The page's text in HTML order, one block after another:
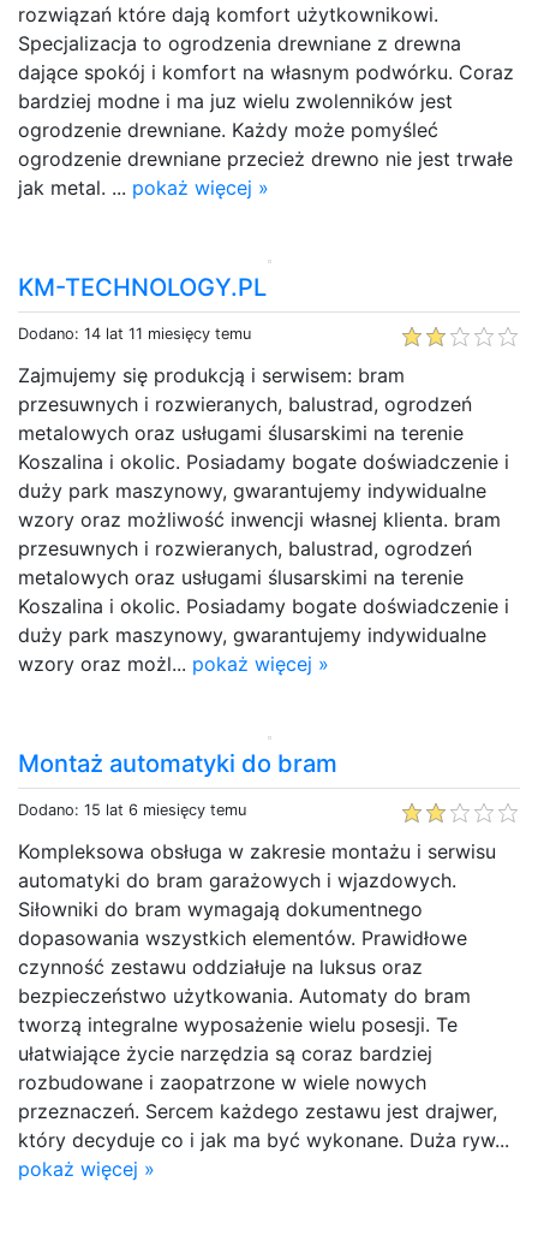
rozwiązań które dają komfort użytkownikowi.
Specjalizacja to ogrodzenia drewniane z drewna
dające spokój i komfort na własnym podwórku. Coraz
bardziej modne i ma juz wielu zwolenników jest
ogrodzenie drewniane. Każdy może pomyśleć
ogrodzenie drewniane przecież drewno nie jest trwałe
jak metal. ... pokaż więcej »
KM-TECHNOLOGY.PL
Dodano: 14 lat 11 miesięcy temu
Zajmujemy się produkcją i serwisem: bram
przesuwnych i rozwieranych, balustrad, ogrodzeń
metalowych oraz usługami ślusarskimi na terenie
Koszalina i okolic. Posiadamy bogate doświadczenie i
duży park maszynowy, gwarantujemy indywidualne
wzory oraz możliwość inwencji własnej klienta. bram
przesuwnych i rozwieranych, balustrad, ogrodzeń
metalowych oraz usługami ślusarskimi na terenie
Koszalina i okolic. Posiadamy bogate doświadczenie i
duży park maszynowy, gwarantujemy indywidualne
wzory oraz możl... pokaż więcej »
Montaż automatyki do bram
Dodano: 15 lat 6 miesięcy temu
Kompleksowa obsługa w zakresie montażu i serwisu
automatyki do bram garażowych i wjazdowych.
Siłowniki do bram wymagają dokumentnego
dopasowania wszystkich elementów. Prawidłowe
czynność zestawu oddziałuje na luksus oraz
bezpieczeństwo użytkowania. Automaty do bram
tworzą integralne wyposażenie wielu posesji. Te
ułatwiające życie narzędzia są coraz bardziej
rozbudowane i zaopatrzone w wiele nowych
przeznaczeń. Sercem każdego zestawu jest drajwer,
który decyduje co i jak ma być wykonane. Duża ryw...
pokaż więcej »